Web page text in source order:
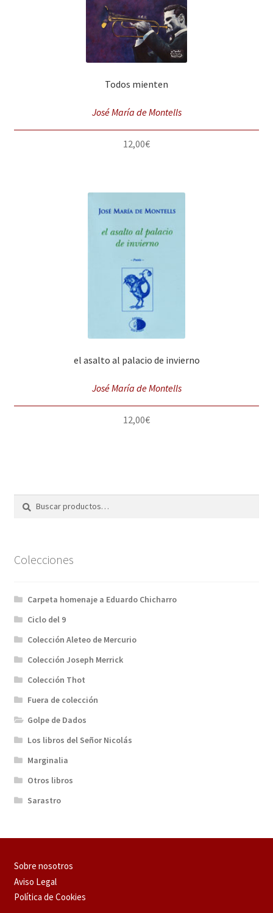
Todos mienten
José María de Montells
12,00€
el asalto al palacio de invierno
José María de Montells
12,00€
Colecciones
Carpeta homenaje a Eduardo Chicharro
Ciclo del 9
Colección Aleteo de Mercurio
Colección Joseph Merrick
Colección Thot
Fuera de colección
Golpe de Dados
Los libros del Señor Nicolás
Marginalia
Otros libros
Sarastro
Sobre nosotros
Aviso Legal
Política de Cookies